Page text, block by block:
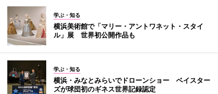
学ぶ・知る
横浜美術館で「マリー・アントワネット・スタイ
ル」展 世界初公開作品も
学ぶ・知る
横浜・みなとみらいでドローンショー ベイスター
ズが球団初のギネス世界記録認定